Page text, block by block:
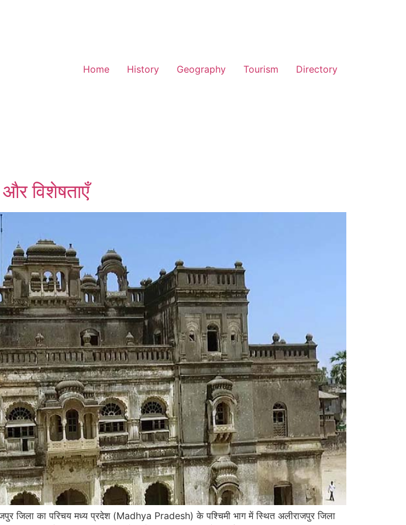
Home History Geography Tourism Directory
विशेषताएँ
जिला का परिचय मध्य प्रदेश (Madhya Pradesh) के पश्चिमी भाग में स्थित अलीराजपुर जिला